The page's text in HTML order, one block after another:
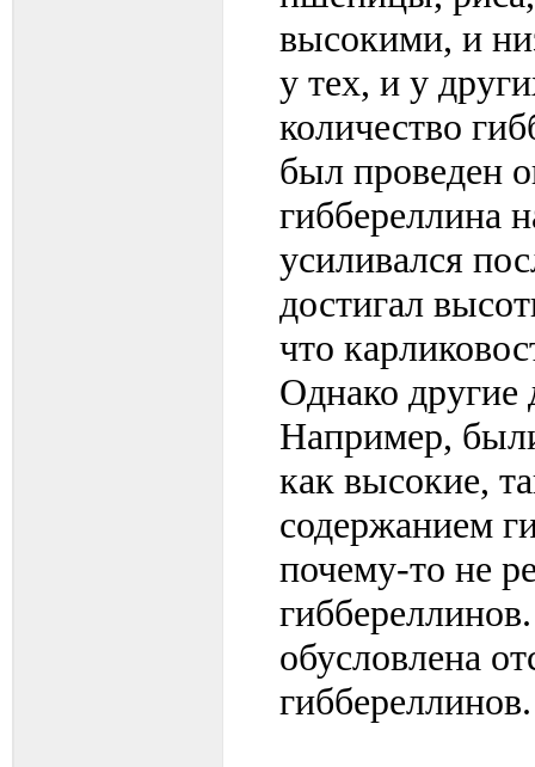
высокими, и
у тех, и у
количество
был проведен
гиббереллина
усиливался
достигал
что
Однако другие
Например,
как высокие,
содержанием
почему-то не
обусловлена
гиббереллинов.